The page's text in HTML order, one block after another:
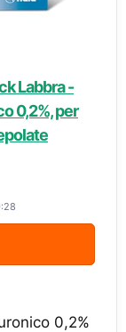
Labbra -
0,2%, per
0,2%